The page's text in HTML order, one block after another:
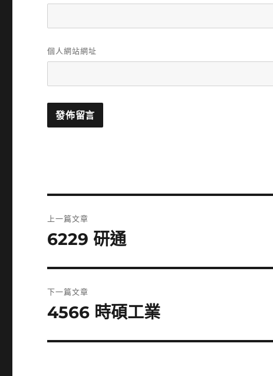
個人網站網址
章
上一篇文章
上
篇
文
6229 研通
下一篇文章
下
篇
4566 時碩工業